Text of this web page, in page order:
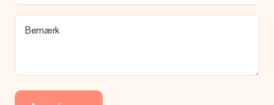
leveringsindstilling. Den gave, du vil bestille, sendes enten som
en pakke eller som postkasse levering. Vil du gerne vide
hvilken måde din ordre sendes på? Kontakt venligst vores
Vi tilbyder følgende betalingsmetoder: Dankort, Paypal,
Bemærk